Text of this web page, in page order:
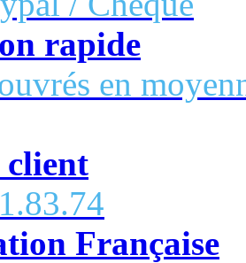
rapide
en
client
Française